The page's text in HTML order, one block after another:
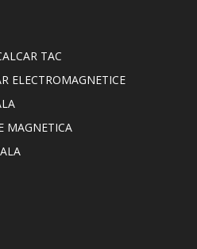
TAC
ELECTROMAGNETICE
MAGNETICA